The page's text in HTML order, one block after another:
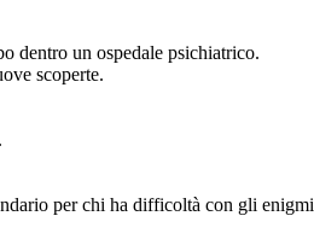
dentro un ospedale psichiatrico.
scoperte.
per chi ha difficoltà con gli